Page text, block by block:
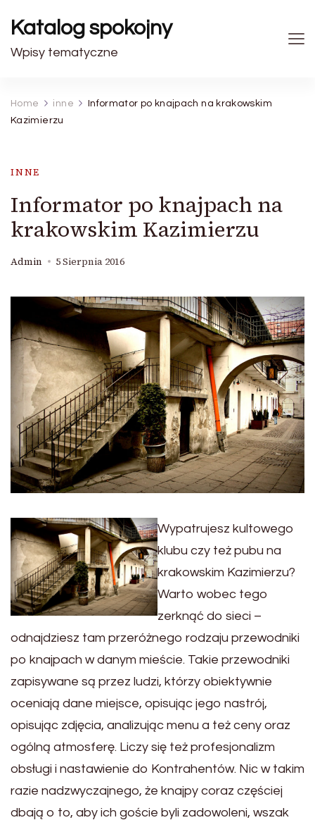
Katalog spokojny
Wpisy tematyczne
Home inne
Informator po knajpach na krakowskim
Kazimierzu
INNE
Informator po knajpach na
krakowskim Kazimierzu
Admin 5 Sierpnia 2016
Wypatrujesz kultowego
klubu czy też pubu na
krakowskim Kazimierzu?
Warto wobec tego
zerknąć do sieci –
odnajdziesz tam przeróżnego rodzaju przewodniki
po knajpach w danym mieście. Takie przewodniki
zapisywane są przez ludzi, którzy obiektywnie
oceniają dane miejsce, opisując jego nastrój,
opisując zdjęcia, analizując menu a też ceny oraz
ogólną atmosferę. Liczy się też profesjonalizm
obsługi i nastawienie do Kontrahentów. Nic w takim
razie nadzwyczajnego, że knajpy coraz częściej
dbają o to, aby ich goście byli zadowoleni, wszak